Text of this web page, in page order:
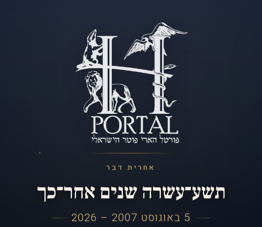
אחרית דבר
תשע־עשרה שנים אחר־כך
5 באוגוסט 2007 – 2026